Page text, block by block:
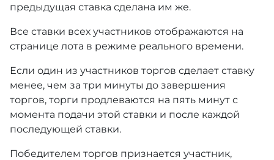
предыдущая ставка сделана им же.
Все ставки всех участников отображаются на
странице лота в режиме реального времени.
Если один из участников торгов сделает ставку
менее, чем за три минуты до завершения
торгов, торги продлеваются на пять минут с
момента подачи этой ставки и после каждой
последующей ставки.
Победителем торгов признается участник,